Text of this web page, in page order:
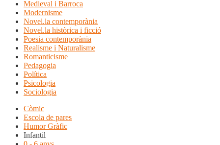
Medieval i Barroca
Modernisme
Novel.la contemporània
Novel.la històrica i ficció
Poesia contemporània
Realisme i Naturalisme
Romanticisme
Pedagogia
Política
Psicologia
Sociologia
Còmic
Escola de pares
Humor Gràfic
Infantil